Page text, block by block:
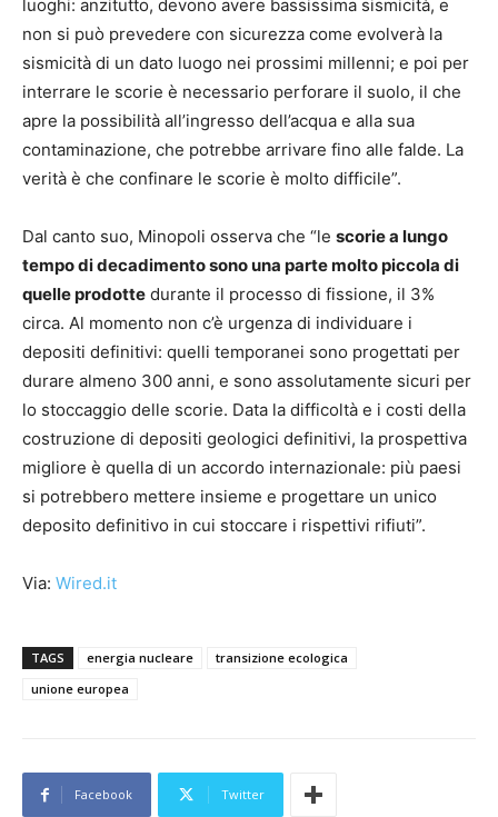
luoghi: anzitutto, devono avere bassissima sismicità, e
non si può prevedere con sicurezza come evolverà la
sismicità di un dato luogo nei prossimi millenni; e poi per
interrare le scorie è necessario perforare il suolo, il che
apre la possibilità all’ingresso dell’acqua e alla sua
contaminazione, che potrebbe arrivare fino alle falde. La
verità è che confinare le scorie è molto difficile”.
Dal canto suo, Minopoli osserva che “le scorie a lungo
tempo di decadimento sono una parte molto piccola di
quelle prodotte durante il processo di fissione, il 3%
circa. Al momento non c’è urgenza di individuare i
depositi definitivi: quelli temporanei sono progettati per
durare almeno 300 anni, e sono assolutamente sicuri per
lo stoccaggio delle scorie. Data la difficoltà e i costi della
costruzione di depositi geologici definitivi, la prospettiva
migliore è quella di un accordo internazionale: più paesi
si potrebbero mettere insieme e progettare un unico
deposito definitivo in cui stoccare i rispettivi rifiuti”.
Via: Wired.it
TAGS energia nucleare
transizione ecologica
unione europea
Facebook Twitter